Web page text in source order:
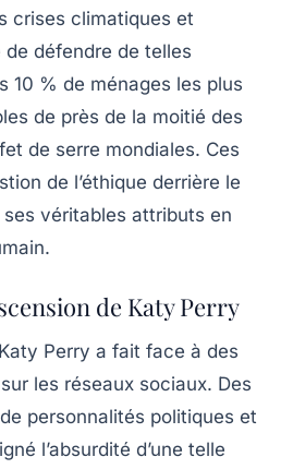
crises climatiques et
défendre de telles
10 % de ménages les plus
de près de la moitié des
de serre mondiales. Ces
de l’éthique derrière le
véritables attributs en
de Katy Perry
Perry a fait face à des
les réseaux sociaux. Des
personnalités politiques et
l’absurdité d’une telle